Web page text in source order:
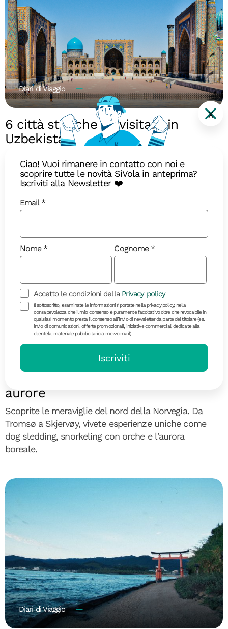
Diari di Viaggio
6 città storiche da visitare in
Uzbekistan
dell'Uzbekistan. Visitate Tashkent, Samarcanda,
Bukhara e altre meraviglie della Via della Seta."
Diari di Viaggio
aurore
Scoprite le meraviglie del nord della Norvegia. Da
Tromsø a Skjervøy, vivete esperienze uniche come
dog sledding, snorkeling con orche e l'aurora
boreale.
Diari di Viaggio
X
Ciao! Vuoi rimanere in contatto con noi e
scoprire tutte le novità SiVola in anteprima?
Iscriviti alla Newsletter ❤️
Email
Nome Cognome
Accetto le condizioni della Privacy policy
Il sottoscritto, esaminate le informazioni riportate nella privacy policy, nella
consapevolezza che il mio consenso è puramente facoltativo oltre che revocabile in
qualsiasi momento presta il consenso all’invio di newsletter da parte del titolare (es.
invio di comunicazioni, offerte promozionali, iniziative commerciali dedicate alla
clientela, materiale pubblicitario a mezzo mail)
Iscriviti